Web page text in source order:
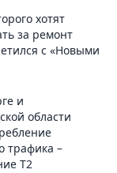
хотят
за ремонт
с «Новыми
и
области
трафика –
T2